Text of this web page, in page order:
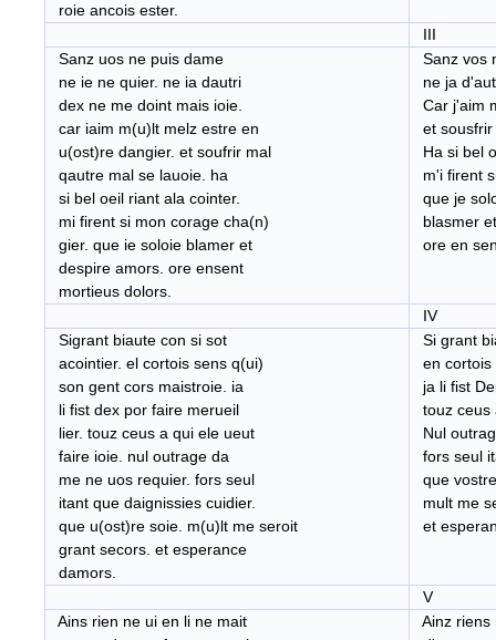
roie ancois ester.
III
Sanz uos ne puis dame
ne ie ne quier. ne ia dautri
dex ne me doint mais ioie.
car iaim m(u)lt melz estre en
u(ost)re dangier. et soufrir mal
qautre mal se lauoie. ha
si bel oeil riant ala cointer.
mi firent si mon corage cha(n)
gier. que ie soloie blamer et
despire amors. ore ensent
mortieus dolors.
Sanz vos
ne ja
Car j'aim
et sousfrir
Ha si bel
m'i firent
que je
blasmer
ore en
IV
Sigrant biaute con si sot
acointier. el cortois sens q(ui)
son gent cors maistroie. ia
li fist dex por faire merueil
lier. touz ceus a qui ele ueut
faire ioie. nul outrage da
me ne uos requier. fors seul
itant que daignissies cuidier.
que u(ost)re soie. m(u)lt me seroit
grant secors. et esperance
damors.
Si grant
en cortois
ja li fist
touz ceus
Nul
fors seul
que
mult me
et
V
Ains rien ne ui en li ne mait
Ainz riens